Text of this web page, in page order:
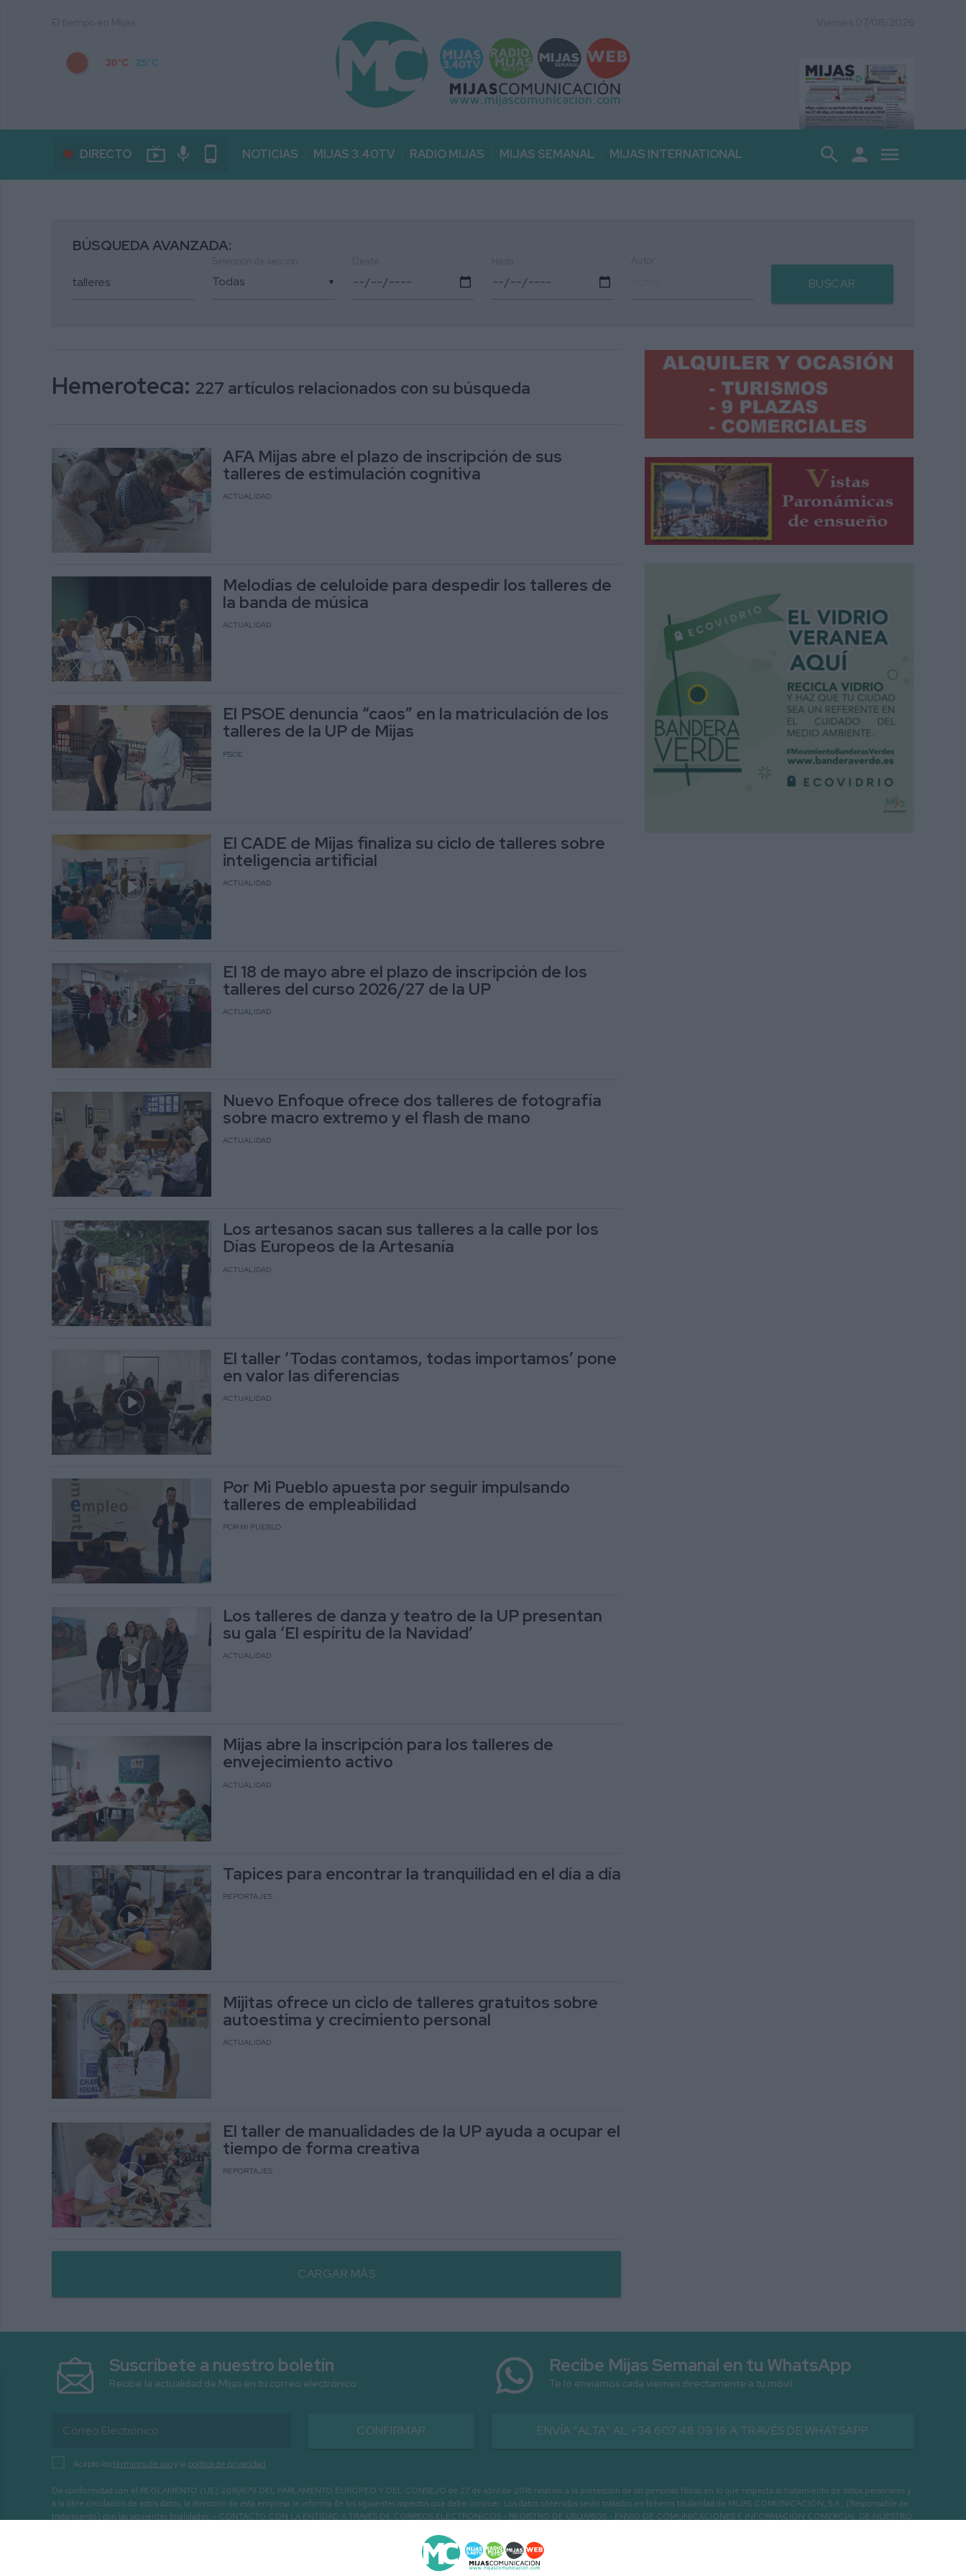
30°C 25°C
DIRECTO live_tv mic phone_android NOTICIAS MIJAS 3.40TV RADIO MIJAS MIJAS SEMANAL MIJAS INTERNATIONAL search person menu
BÚSQUEDA AVANZADA:
▼ BUSCAR
Hemeroteca: 227 artículos relacionados con su búsqueda
AFA Mijas abre el plazo de inscripción de sus
talleres de estimulación cognitiva
ACTUALIDAD
Melodías de celuloide para despedir los talleres de
la banda de música
ACTUALIDAD
El PSOE denuncia “caos” en la matriculación de los
talleres de la UP de Mijas
PSOE
El CADE de Mijas finaliza su ciclo de talleres sobre
inteligencia artificial
ACTUALIDAD
El 18 de mayo abre el plazo de inscripción de los
talleres del curso 2026/27 de la UP
ACTUALIDAD
Nuevo Enfoque ofrece dos talleres de fotografía
sobre macro extremo y el flash de mano
ACTUALIDAD
Los artesanos sacan sus talleres a la calle por los
Días Europeos de la Artesanía
ACTUALIDAD
El taller ‘Todas contamos, todas importamos’ pone
en valor las diferencias
ACTUALIDAD
Por Mi Pueblo apuesta por seguir impulsando
talleres de empleabilidad
POR MI PUEBLO
Los talleres de danza y teatro de la UP presentan
su gala ‘El espíritu de la Navidad’
ACTUALIDAD
Mijas abre la inscripción para los talleres de
envejecimiento activo
ACTUALIDAD
Tapices para encontrar la tranquilidad en el día a día
REPORTAJES
Mijitas ofrece un ciclo de talleres gratuitos sobre
autoestima y crecimiento personal
ACTUALIDAD
El taller de manualidades de la UP ayuda a ocupar el
tiempo de forma creativa
REPORTAJES
CARGAR MÁS
Suscríbete a nuestro boletín
Recibe la actualidad de Mijas en tu correo electrónico
CONFIRMAR
Acepto lostérminos de usoy la política de privacidad
Recibe Mijas Semanal en tu WhatsApp
Te lo enviamos cada viernes directamente a tu móvil
ENVÍA "ALTA" AL +34 607 48 09 16 A TRAVÉS DE WHATSAPP
De conformidad con el REGLAMENTO (UE) 2016/679 DEL PARLAMENTO EUROPEO Y DEL CONSEJO de 27 de abril de 2016 relativo a la protección de las personas físicas en lo que respecta al tratamiento de datos personales y
a la libre circulación de estos datos, la dirección de esta empresa le informa de los siguientes aspectos que debe conocer: Los datos obtenidos serán tratados en ficheros titularidad de MIJAS COMUNICACIÓN, S.A., (Responsable de
tratamiento) con las siguientes finalidades: - CONTACTO CON LA ENTIDAD A TRAVÉS DE CORREOS ELECTRÓNICOS - REGISTRO DE USUARIOS - ENVIO DE COMUNICACIONES E INFORMACIÓN COMERCIAL DE NUESTRO